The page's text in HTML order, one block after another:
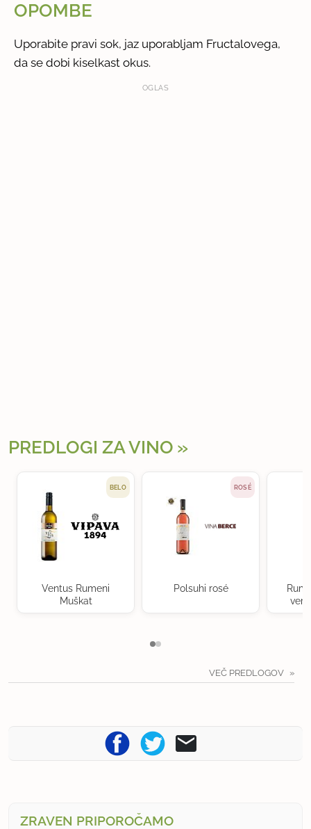
OPOMBE
Uporabite pravi sok, jaz uporabljam Fructalovega,
da se dobi kiselkast okus.
OGLAS
PREDLOGI ZA VINO
BELO
Ventus Rumeni
Muškat
ROSÉ
Polsuhi rosé
VEČ PREDLOGOV
ZRAVEN PRIPOROČAMO